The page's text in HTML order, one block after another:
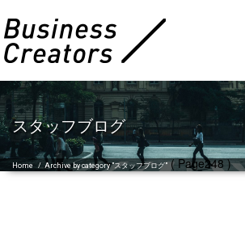
スタッフブログ
Home /Archive by category "スタッフブログ"( Page248 )